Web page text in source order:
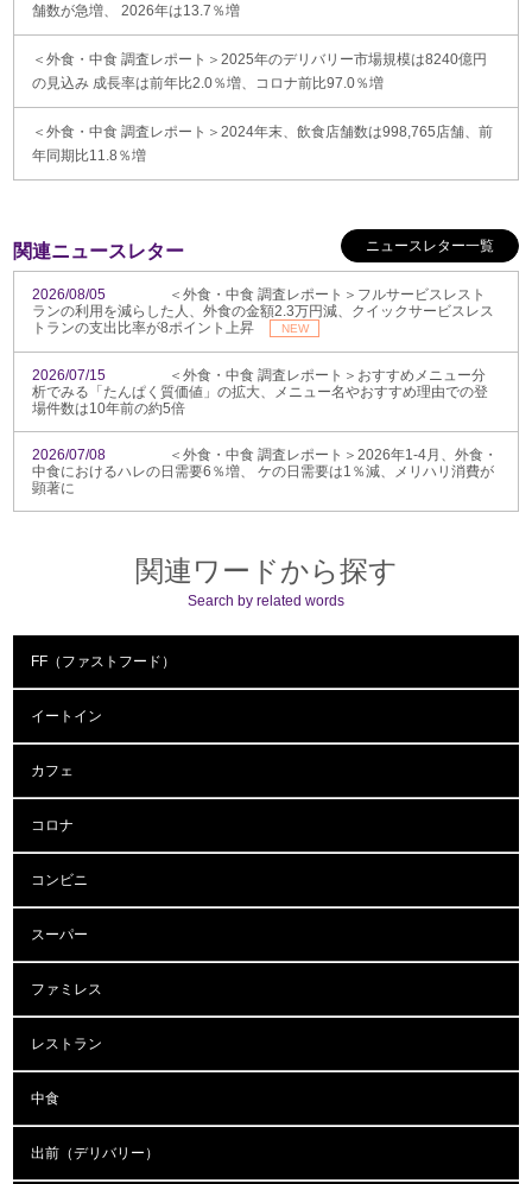
舗数が急増、 2026年は13.7％増
＜外食・中食 調査レポート＞2025年のデリバリー市場規模は8240億円
の見込み 成長率は前年比2.0％増、コロナ前比97.0％増
＜外食・中食 調査レポート＞2024年末、飲食店舗数は998,765店舗、前
年同期比11.8％増
関連ニュースレター ニュースレター一覧
2026/08/05
＜外食・中食 調査レポート＞フルサービスレスト
ランの利用を減らした人、外食の金額2.3万円減、クイックサービスレス
トランの支出比率が8ポイント上昇
NEW
2026/07/15
＜外食・中食 調査レポート＞おすすめメニュー分
析でみる「たんぱく質価値」の拡大、メニュー名やおすすめ理由での登
場件数は10年前の約5倍
2026/07/08
＜外食・中食 調査レポート＞2026年1-4月、外食・
中食におけるハレの日需要6％増、 ケの日需要は1％減、メリハリ消費が
顕著に
関連ワードから探す
Search by related words
FF（ファストフード）
イートイン
カフェ
コロナ
コンビニ
スーパー
ファミレス
レストラン
中食
出前（デリバリー）